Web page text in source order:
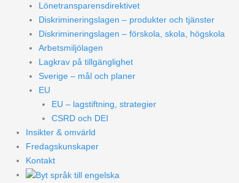
Lönetransparensdirektivet
Diskrimineringslagen – produkter och tjänster
Diskrimineringslagen – förskola, skola, högskola
Arbetsmiljölagen
Lagkrav på tillgänglighet
Sverige – mål och planer
EU
EU – lagstiftning, strategier
CSRD och DEI
Insikter & omvärld
Fredagskunskaper
Kontakt